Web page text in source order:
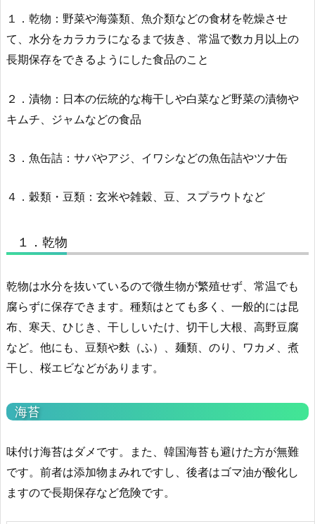
１．乾物：野菜や海藻類、魚介類などの食材を乾燥させ
て、水分をカラカラになるまで抜き、常温で数カ月以上の
長期保存をできるようにした食品のこと
２．漬物：日本の伝統的な梅干しや白菜など野菜の漬物や
キムチ、ジャムなどの食品
３．魚缶詰：サバやアジ、イワシなどの魚缶詰やツナ缶
４．穀類・豆類：玄米や雑穀、豆、スプラウトなど
１．乾物
乾物は水分を抜いているので微生物が繁殖せず、常温でも
腐らずに保存できます。種類はとても多く、一般的には昆
布、寒天、ひじき、干ししいたけ、切干し大根、高野豆腐
など。他にも、豆類や麩（ふ）、麺類、のり、ワカメ、煮
干し、桜エビなどがあります。
海苔
味付け海苔はダメです。また、韓国海苔も避けた方が無難
です。前者は添加物まみれですし、後者はゴマ油が酸化し
ますので長期保存など危険です。